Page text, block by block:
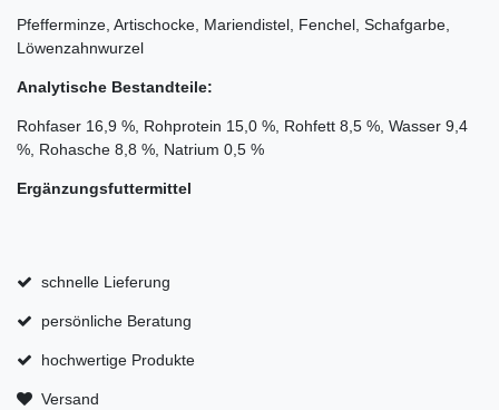
Pfefferminze, Artischocke, Mariendistel, Fenchel, Schafgarbe,
Löwenzahnwurzel
Analytische Bestandteile:
Rohfaser 16,9 %, Rohprotein 15,0 %, Rohfett 8,5 %, Wasser 9,4
%, Rohasche 8,8 %, Natrium 0,5 %
Ergänzungsfuttermittel
schnelle Lieferung
persönliche Beratung
hochwertige Produkte
Versand